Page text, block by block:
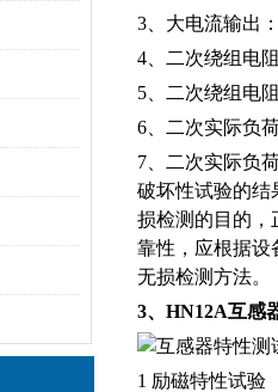
3、大电流输出
4、二次绕组电
5、二次绕组电
6、二次实际负
7、二次实际负
破坏性试验的结
损检测的目的，
靠性，应根据设
无损检测方法。
3、HN12A互感
1 励磁特性试验